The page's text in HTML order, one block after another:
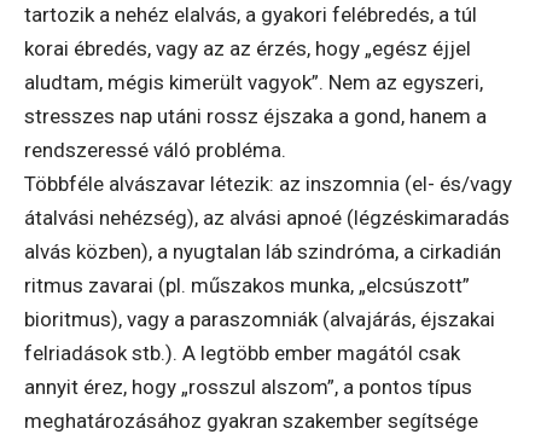
tartozik a nehéz elalvás, a gyakori felébredés, a túl
korai ébredés, vagy az az érzés, hogy „egész éjjel
aludtam, mégis kimerült vagyok”. Nem az egyszeri,
stresszes nap utáni rossz éjszaka a gond, hanem a
rendszeressé váló probléma.
Többféle alvászavar létezik: az inszomnia (el- és/vagy
átalvási nehézség), az alvási apnoé (légzéskimaradás
alvás közben), a nyugtalan láb szindróma, a cirkadián
ritmus zavarai (pl. műszakos munka, „elcsúszott”
bioritmus), vagy a paraszomniák (alvajárás, éjszakai
felriadások stb.). A legtöbb ember magától csak
annyit érez, hogy „rosszul alszom”, a pontos típus
meghatározásához gyakran szakember segítsége